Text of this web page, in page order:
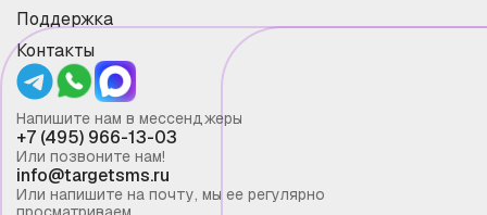
Поддержка
Контакты
Напишите нам в мессенджеры
+7 (495) 966-13-03
Или позвоните нам!
info@targetsms.ru
Или напишите на почту, мы ее регулярно